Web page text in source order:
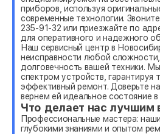
приборов, используя
современные технологии.
235-91-32 или приезжайте по
для оперативного и надежного
Наш сервисный центр в
неисправности любой
долговечность вашей техники.
спектром устройств, гарантируя
эффективный ремонт. Доверьте
вернем ей идеальное состояние
Что делает нас лучшим
Профессиональные мастера:
глубокими знаниями и опытом